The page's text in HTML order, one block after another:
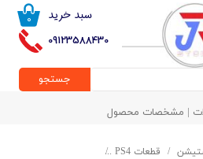
09123588430
۰ سبد خرید
جستجو
| مشخصات محصول
قطعات PS4